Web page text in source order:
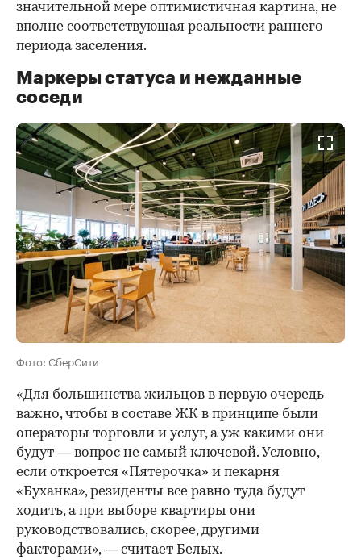
значительной мере оптимистичная картина, не
вполне соответствующая реальности раннего
периода заселения.
Маркеры статуса и нежданные
соседи
Фото: СберСити
«Для большинства жильцов в первую очередь
важно, чтобы в составе ЖК в принципе были
операторы торговли и услуг, а уж какими они
будут — вопрос не самый ключевой. Условно,
если откроется «Пятерочка» и пекарня
«Буханка», резиденты все равно туда будут
ходить, а при выборе квартиры они
руководствовались, скорее, другими
факторами», — считает Белых.